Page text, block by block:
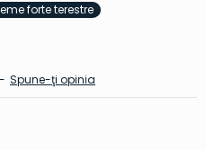
forte terestre
- Spune-ţi opinia